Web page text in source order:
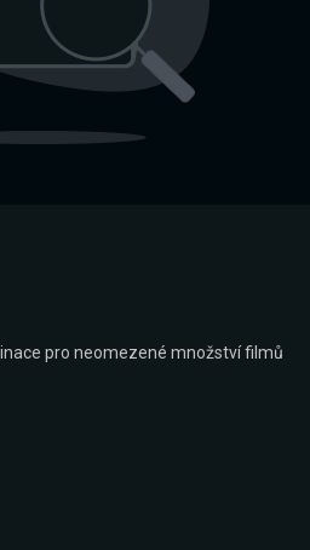
pro neomezené množství filmů